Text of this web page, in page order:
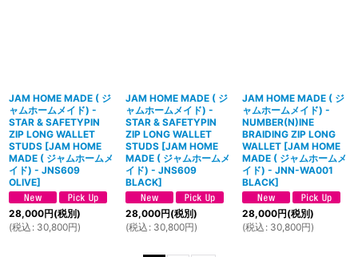
JAM HOME MADE ( ジ
ャムホームメイド) -
STAR & SAFETYPIN
ZIP LONG WALLET
STUDS [JAM HOME
MADE ( ジャムホームメ
イド) - JNS609
OLIVE]
28,000円(税別)
(税込 : 30,800円)
JAM HOME MADE ( ジ
ャムホームメイド) -
STAR & SAFETYPIN
ZIP LONG WALLET
STUDS [JAM HOME
MADE ( ジャムホームメ
イド) - JNS609
BLACK]
28,000円(税別)
(税込 : 30,800円)
JAM HOME MADE ( ジ
ャムホームメイド) -
NUMBER(N)INE
BRAIDING ZIP LONG
WALLET [JAM HOME
MADE ( ジャムホームメ
イド) - JNN-WA001
BLACK]
28,000円(税別)
(税込 : 30,800円)